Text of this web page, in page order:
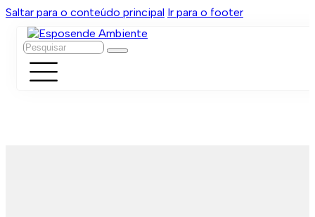
Saltar para o conteúdo principal Ir para o footer
Pesquisar